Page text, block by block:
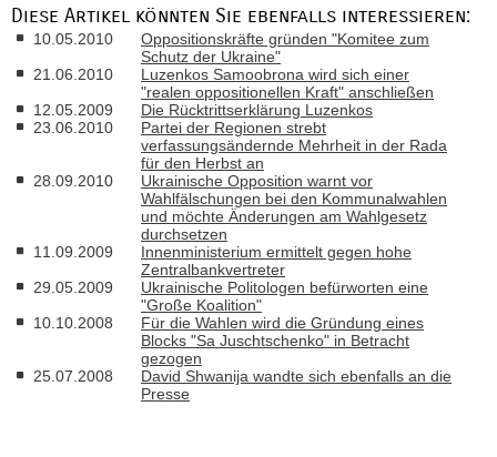
Diese Artikel könnten Sie ebenfalls interessieren:
10.05.2010
Oppositionskräfte gründen "Komitee zum
Schutz der Ukraine"
21.06.2010
Luzenkos Samoobrona wird sich einer
"realen oppositionellen Kraft" anschließen
12.05.2009
Die Rücktrittserklärung Luzenkos
23.06.2010
Partei der Regionen strebt
verfassungsändernde Mehrheit in der Rada
für den Herbst an
28.09.2010
Ukrainische Opposition warnt vor
Wahlfälschungen bei den Kommunalwahlen
und möchte Änderungen am Wahlgesetz
durchsetzen
11.09.2009
Innenministerium ermittelt gegen hohe
Zentralbankvertreter
29.05.2009
Ukrainische Politologen befürworten eine
"Große Koalition"
10.10.2008
Für die Wahlen wird die Gründung eines
Blocks "Sa Juschtschenko" in Betracht
gezogen
25.07.2008
David Shwanija wandte sich ebenfalls an die
Presse